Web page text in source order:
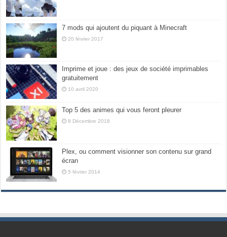
7 mods qui ajoutent du piquant à Minecraft
20 février 2017
Imprime et joue : des jeux de société imprimables
gratuitement
10 avril 2020
Top 5 des animes qui vous feront pleurer
8 Décembre 2018
Plex, ou comment visionner son contenu sur grand
écran
5 février 2014